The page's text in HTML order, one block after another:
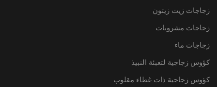
زجاجات زيت زيتون
زجاجات مشروبات
زجاجات ماء
كؤوس زجاجية لتعبئة النبيذ
كؤوس زجاجية ذات غطاء مقلوب